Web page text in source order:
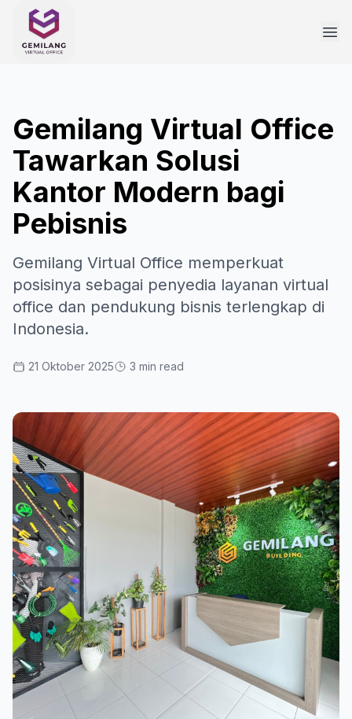
Gemilang Virtual Office
Tawarkan Solusi
Kantor Modern bagi
Pebisnis
Gemilang Virtual Office memperkuat
posisinya sebagai penyedia layanan virtual
office dan pendukung bisnis terlengkap di
Indonesia.
21 Oktober 2025 3 min read